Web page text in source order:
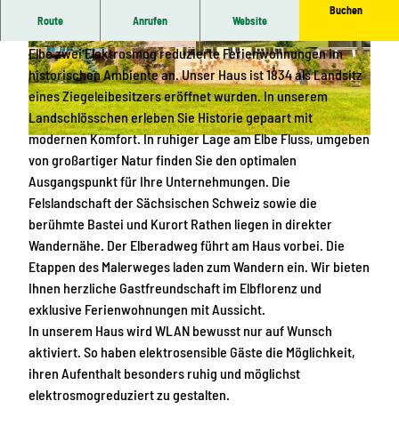
© Karen Helling |CC-BY-SA
© Tom Maier, Karen Helling |CC-BY-SA © Karen Helling |CC-BY-SA
Route Anrufen Website
Buchen
Elbe zwei Elektrosmog reduzierte Ferienwohnungen im
historischen Ambiente an. Unser Haus ist 1834 als Landsitz
eines Ziegeleibesitzers eröffnet wurden. In unserem
Landschlösschen erleben Sie Historie gepaart mit
modernen Komfort. In ruhiger Lage am Elbe Fluss, umgeben
von großartiger Natur finden Sie den optimalen
Ausgangspunkt für Ihre Unternehmungen. Die
Felslandschaft der Sächsischen Schweiz sowie die
berühmte Bastei und Kurort Rathen liegen in direkter
Wandernähe. Der Elberadweg führt am Haus vorbei. Die
Etappen des Malerweges laden zum Wandern ein. Wir bieten
Ihnen herzliche Gastfreundschaft im Elbflorenz und
exklusive Ferienwohnungen mit Aussicht.
In unserem Haus wird WLAN bewusst nur auf Wunsch
aktiviert. So haben elektrosensible Gäste die Möglichkeit,
ihren Aufenthalt besonders ruhig und möglichst
elektrosmogreduziert zu gestalten.